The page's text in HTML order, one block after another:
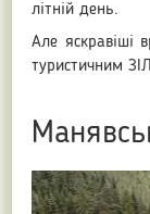
літній день.
Але яскравіші
туристичним